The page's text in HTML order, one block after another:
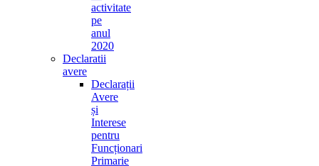
activitate
pe
anul
2020
Declaratii
avere
Declarații
Avere
și
Interese
pentru
Funcționari
Primarie